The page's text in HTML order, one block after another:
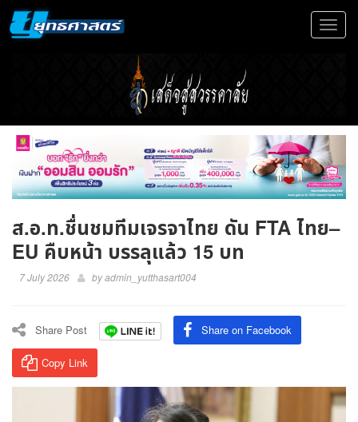
Toggle
ส.อ.ท.ชื่นชมทีมเจรจาไทย ดัน FTA ไทย–
EU คืบหน้า บรรลุแล้ว 15 บท
7 July 2026 byadmin_yutthasart004
Share Post Share on Facebook
Copy Link